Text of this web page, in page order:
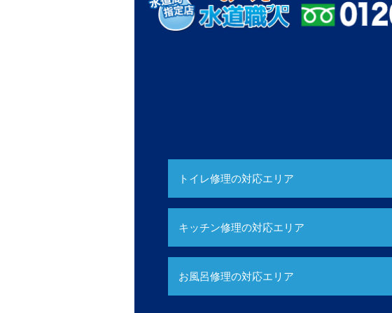
トイレ修理の対応エリア
キッチン修理の対応エリア
お風呂修理の対応エリア